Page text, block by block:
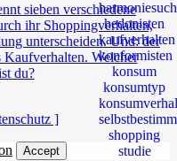
sieben verschiedene
ihr Shoppingverhalten,
unterscheiden. Und: der
Kaufverhalten. Welcher
du?
]
Accept